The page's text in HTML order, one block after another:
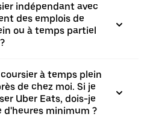
indépendant avec
des emplois de
ou à temps partiel
à temps plein
de chez moi. Si je
Uber Eats, dois-je
d'heures minimum ?